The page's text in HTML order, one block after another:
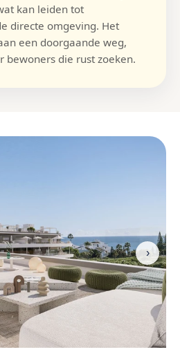
kan leiden tot
directe omgeving. Het
een doorgaande weg,
bewoners die rust zoeken.
›